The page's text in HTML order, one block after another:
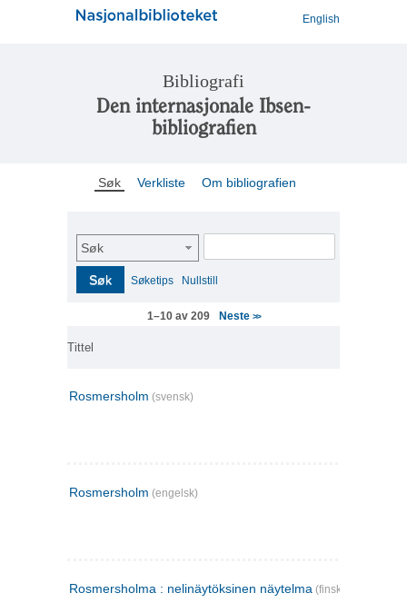
English
Bibliografi
Den internasjonale Ibsen-
bibliografien
Søk Verkliste Om bibliografien
Søk
Søk Søketips Nullstill
1–10 av 209 Neste >>
Tittel
Rosmersholm (svensk)
Rosmersholm (engelsk)
Rosmersholma : nelinäytöksinen näytelma (finsk)